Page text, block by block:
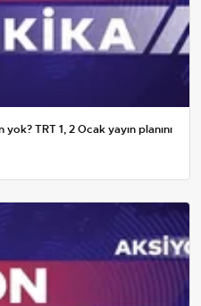
TRT 1, 2 Ocak yayın planını